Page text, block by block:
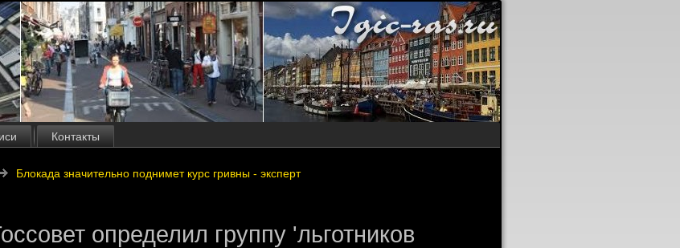
Контакты
Блокада значительно поднимет курс гривны - эксперт
определил группу 'льготников